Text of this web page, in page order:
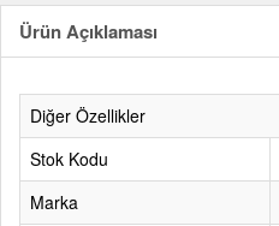
Ürün Açıklaması
Diğer Özellikler
Stok Kodu
Marka